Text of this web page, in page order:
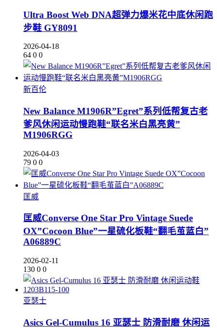
Ultra Boost Web DNA超弹力爆米花中底休闲跑
步鞋 GY8091
2026-04-18
64 0 0
新百伦
New Balance M1906R”Egret”系列低帮复古老
爹风休闲运动慢跑鞋“联名米白黑亮黄”
M1906RGG
2026-04-03
79 0 0
匡威
匡威Converse One Star Pro Vintage Suede
OX”Cocoon Blue”一星硫化板鞋“翻毛茧蓝白”
A06889C
2026-02-11
130 0 0
亚瑟士
Asics Gel-Cumulus 16 亚瑟士 防滑耐磨 休闲运